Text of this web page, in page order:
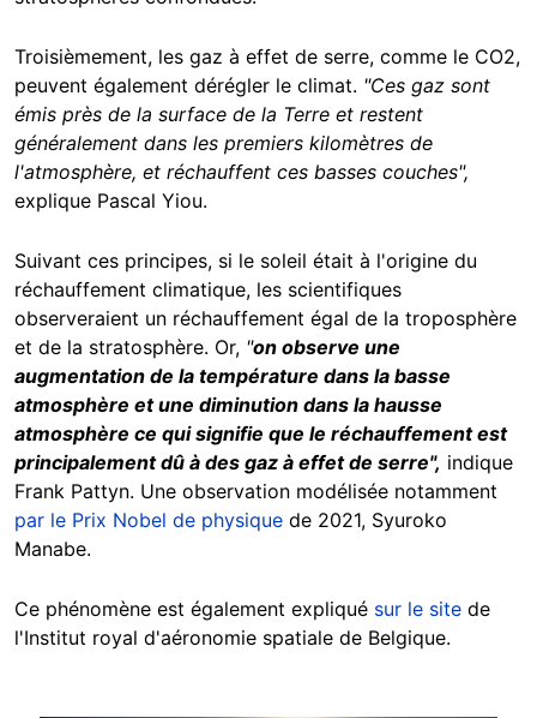
Troisièmement, les gaz à effet de serre, comme le CO2,
peuvent également dérégler le climat. "Ces gaz sont
émis près de la surface de la Terre et restent
généralement dans les premiers kilomètres de
l'atmosphère, et réchauffent ces basses couches",
explique Pascal Yiou.
Suivant ces principes, si le soleil était à l'origine du
réchauffement climatique, les scientifiques
observeraient un réchauffement égal de la troposphère
et de la stratosphère. Or, "on observe une
augmentation de la température dans la basse
atmosphère et une diminution dans la hausse
atmosphère ce qui signifie que le réchauffement est
principalement dû à des gaz à effet de serre", indique
Frank Pattyn. Une observation modélisée notamment
par le Prix Nobel de physique de 2021, Syuroko
Manabe.
Ce phénomène est également expliqué sur le site de
l'Institut royal d'aéronomie spatiale de Belgique.